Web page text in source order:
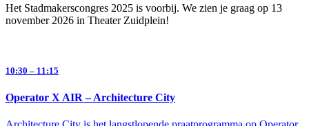
Het Stadmakerscongres 2025 is voorbij. We zien je graag op 13
november 2026 in Theater Zuidplein!
10:30 – 11:15
Operator X AIR – Architecture City